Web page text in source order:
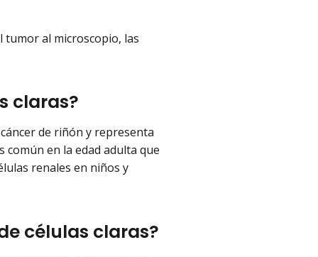
tumor al microscopio, las
claras?
de riñón y representa
común en la edad adulta que
renales en niños y
células claras?